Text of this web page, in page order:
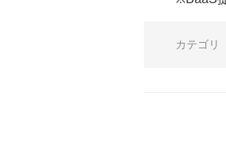
カテゴリ